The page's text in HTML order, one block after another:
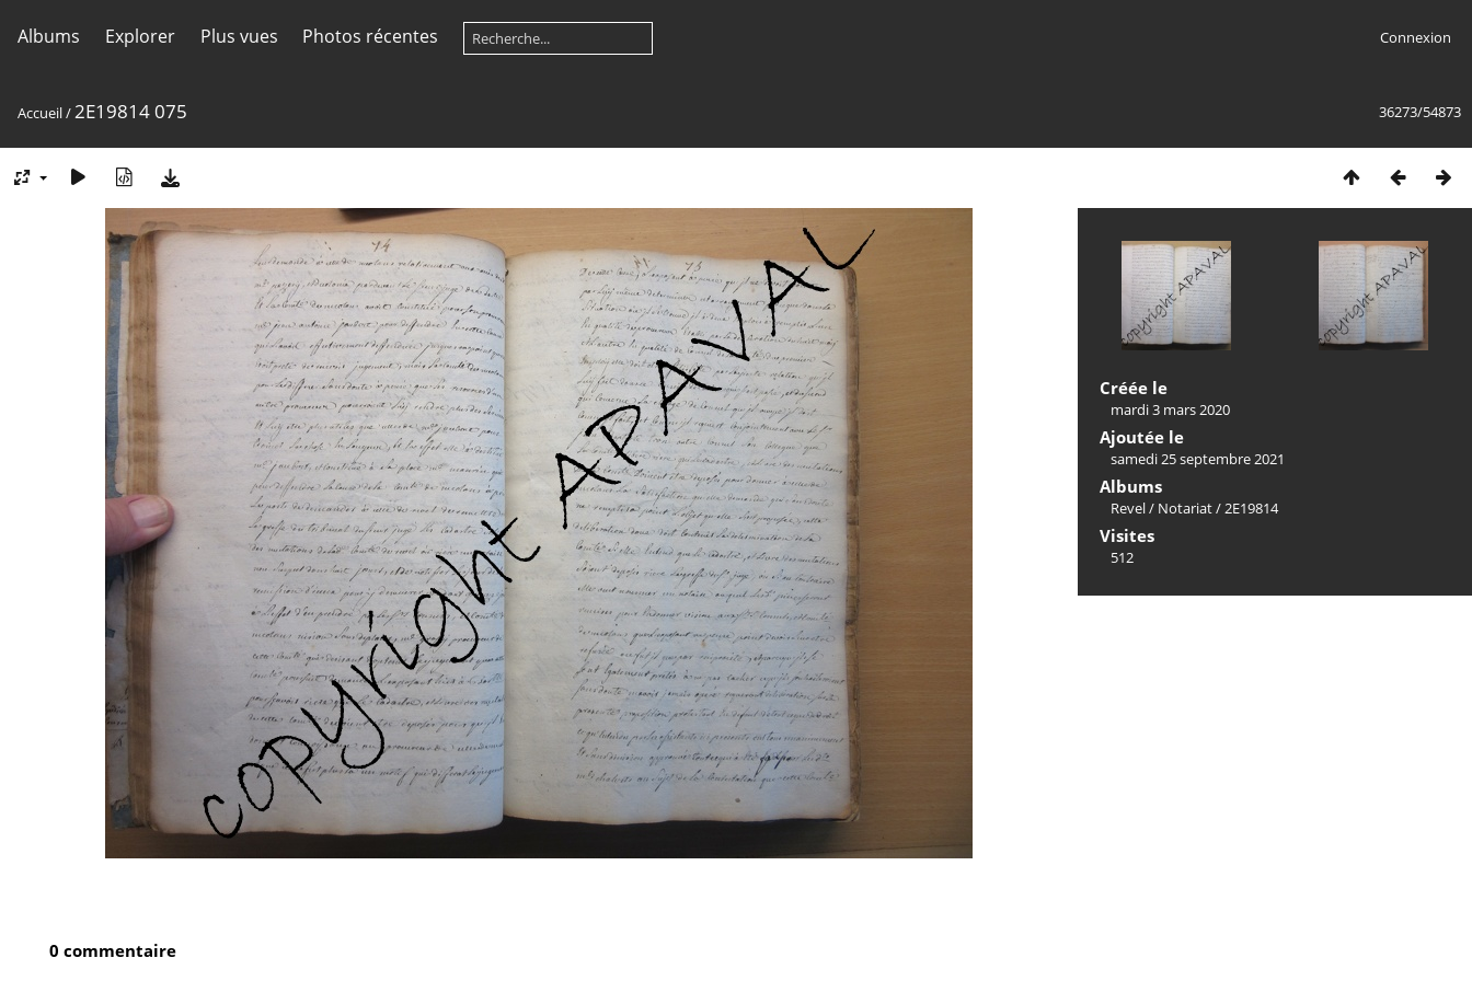
Albums Explorer Plus vues Photos récentes Connexion
36273/54873
Accueil/2E19814 075
Créée le
mardi 3 mars 2020
Ajoutée le
samedi 25 septembre 2021
Albums
Revel/ Notariat/2E19814
Visites
512
0 commentaire